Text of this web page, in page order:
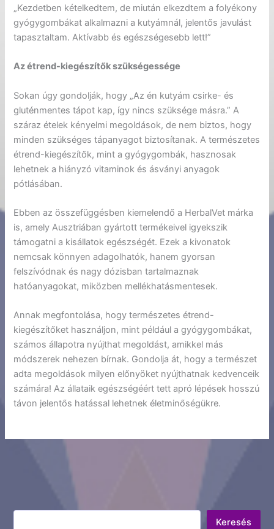
„Kezdetben kételkedtem, de miután elkezdtem a folyékony
gyógygombákat alkalmazni a kutyámnál, jelentős javulást
tapasztaltam. Aktívabb és egészségesebb lett!”
Az étrend-kiegészítők szükségessége
Sokan úgy gondolják, hogy „Az én kutyám csirke- és
gluténmentes tápot kap, így nincs szüksége másra.” A
száraz ételek kényelmi megoldások, de nem biztos, hogy
minden szükséges tápanyagot biztosítanak. A természetes
étrend-kiegészítők, mint a gyógygombák, hasznosak
lehetnek a hiányzó vitaminok és ásványi anyagok
pótlásában.
Ebben az összefüggésben kiemelendő a HerbalVet márka
is, amely Ausztriában gyártott termékeivel igyekszik
támogatni a kisállatok egészségét. Ezek a kivonatok
nemcsak könnyen adagolhatók, hanem gyorsan
felszívódnak és nagy dózisban tartalmaznak
hatóanyagokat, miközben mellékhatásmentesek.
Annak megfontolása, hogy természetes étrend-
kiegészítőket használjon, mint például a gyógygombákat,
számos állapotra nyújthat megoldást, amikkel más
módszerek nehezen bírnak. Gondolja át, hogy a természet
adta megoldások milyen előnyöket nyújthatnak kedvenceik
számára! Az állataik egészségéért tett apró lépések hosszú
távon jelentős hatással lehetnek életminőségükre.
Keresés
Keresés